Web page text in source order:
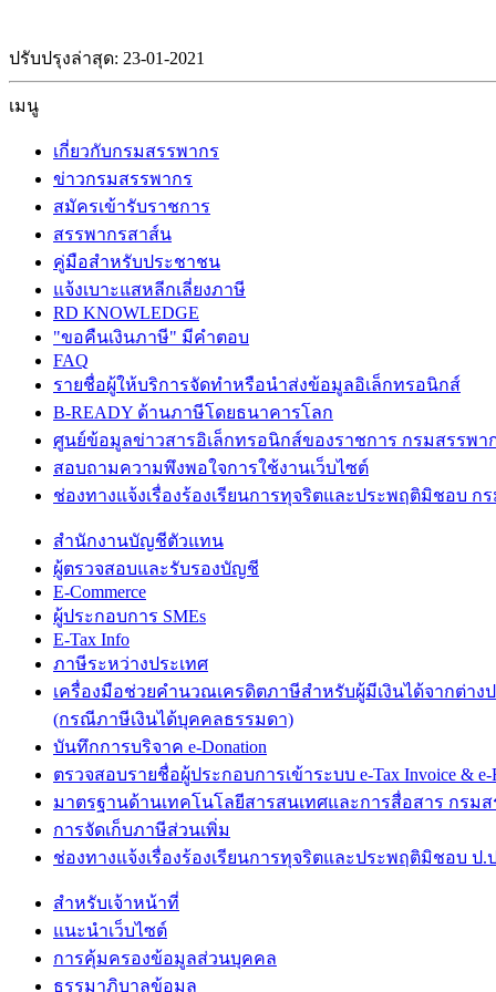
ปรับปรุงล่าสุด: 23-01-2021
เมนู
เกี่ยวกับกรมสรรพากร
ข่าวกรมสรรพากร
สมัครเข้ารับราชการ
สรรพากรสาส์น
คู่มือสำหรับประชาชน
แจ้งเบาะแสหลีกเลี่ยงภาษี
RD KNOWLEDGE
"ขอคืนเงินภาษี" มีคำตอบ
FAQ
รายชื่อผู้ให้บริการจัดทำหรือนำส่งข้อมูลอิเล็กทรอนิกส์
B-READY ด้านภาษีโดยธนาคารโลก
ศูนย์ข้อมูลข่าวสารอิเล็กทรอนิกส์ของราชการ กรมสรรพา
สอบถามความพึงพอใจการใช้งานเว็บไซต์
ช่องทางแจ้งเรื่องร้องเรียนการทุจริตและประพฤติมิชอบ ก
สำนักงานบัญชีตัวแทน
ผู้ตรวจสอบและรับรองบัญชี
E-Commerce
ผู้ประกอบการ SMEs
E-Tax Info
ภาษีระหว่างประเทศ
เครื่องมือช่วยคำนวณเครดิตภาษีสำหรับผู้มีเงินได้จากต่าง
(กรณีภาษีเงินได้บุคคลธรรมดา)
บันทึกการบริจาค e-Donation
ตรวจสอบรายชื่อผู้ประกอบการเข้าระบบ e-Tax Invoice & e-
มาตรฐานด้านเทคโนโลยีสารสนเทศและการสื่อสาร กรมส
การจัดเก็บภาษีส่วนเพิ่ม
ช่องทางแจ้งเรื่องร้องเรียนการทุจริตและประพฤติมิชอบ ป.
สำหรับเจ้าหน้าที่
แนะนำเว็บไซต์
การคุ้มครองข้อมูลส่วนบุคคล
ธรรมาภิบาลข้อมูล